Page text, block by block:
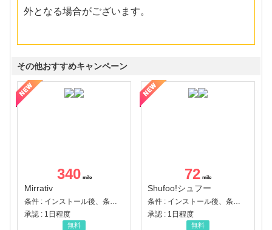
外となる場合がございます。
その他おすすめキャンペーン
340
Mirrativ
条件 : インストール後、条件達成
承認 : 1日程度
無料
72
Shufoo!シュフー
条件 : インストール後、条件達成
承認 : 1日程度
無料